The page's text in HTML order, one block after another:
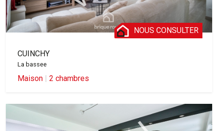
NOUS CONSULTER
CUINCHY
La bassee
Maison | 2 chambres